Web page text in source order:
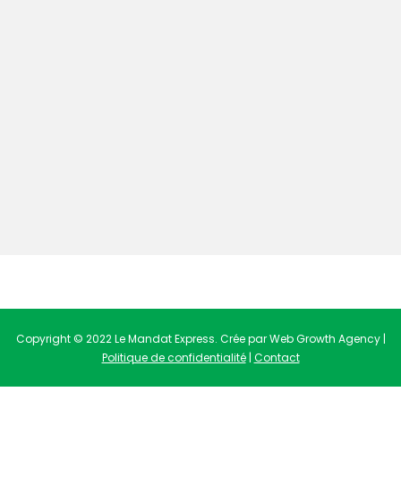
Copyright © 2022 Le Mandat Express. Crée par Web Growth Agency |
Politique de confidentialité| Contact